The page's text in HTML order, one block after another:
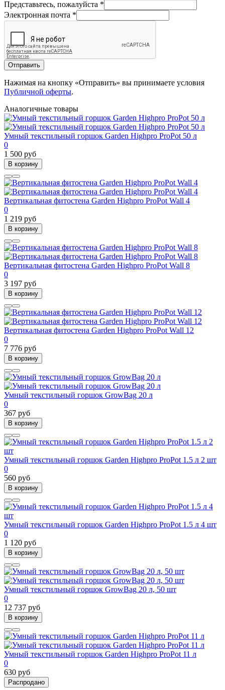
Представьтесь, пожалуйста *
Электронная почта *
Отправить
Нажимая на кнопку «Отправить» вы принимаете условия
Публичной оферты.
Аналогичные товары
Умный текстильный горшок Garden Highpro ProPot 50 л
0
1 500 руб
В корзину
Вертикальная фитостена Garden Highpro ProPot Wall 4
0
1 219 руб
В корзину
Вертикальная фитостена Garden Highpro ProPot Wall 8
0
3 197 руб
В корзину
Вертикальная фитостена Garden Highpro ProPot Wall 12
0
7 776 руб
В корзину
Умный текстильный горшок GrowBag 20 л
0
367 руб
В корзину
Умный текстильный горшок Garden Highpro ProPot 1.5 л 2 шт
0
560 руб
В корзину
Умный текстильный горшок Garden Highpro ProPot 1.5 л 4 шт
0
1 120 руб
В корзину
Умный текстильный горшок GrowBag 20 л, 50 шт
0
12 737 руб
В корзину
Умный текстильный горшок Garden Highpro ProPot 11 л
0
630 руб
Распродано